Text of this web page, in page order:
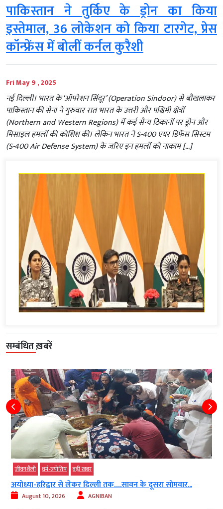
पाकिस्तान ने तुर्किए के ड्रोन का किया
इस्तेमाल, 36 लोकेशन को किया टारगेट, प्रेस
कॉन्फ्रेंस में बोलीं कर्नल कुरैशी
Fri May 9 , 2025
नई दिल्ली। भारत के ‘ऑपरेशन सिंदूर’ (Operation Sindoor) से बौखलाकर
पाकिस्तान की सेना ने गुरुवार रात भारत के उत्तरी और पश्चिमी क्षेत्रों
(Northern and Western Regions) में कई सैन्य ठिकानों पर ड्रोन और
मिसाइल हमलों की कोशिश की। लेकिन भारत ने S-400 एयर डिफेंस सिस्टम
(S-400 Air Defense System) के जरिए इन हमलों को नाकाम […]
सम्बंधित ख़बरें
जीवनशैली धर्म-ज्‍योतिष बड़ी खबर
अयोध्या-हरिद्वार से लेकर दिल्ली तक….सावन के दूसरा सोमवार...
August 10, 2026 AGNIBAN